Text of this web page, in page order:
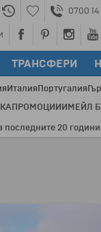
0700
ТРАНСФЕРИ
ИталияПортугалия
ПРОМОЦИИИМЕЙЛ
20 години с